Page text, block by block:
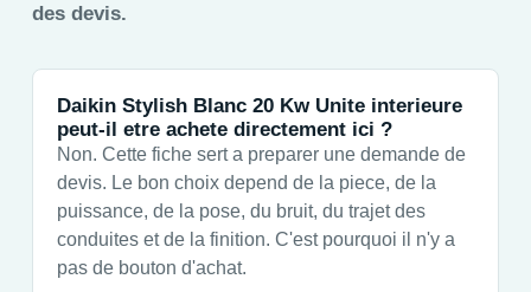
des devis.
Daikin Stylish Blanc 20 Kw Unite interieure
peut-il etre achete directement ici ?
Non. Cette fiche sert a preparer une demande de
devis. Le bon choix depend de la piece, de la
puissance, de la pose, du bruit, du trajet des
conduites et de la finition. C'est pourquoi il n'y a
pas de bouton d'achat.